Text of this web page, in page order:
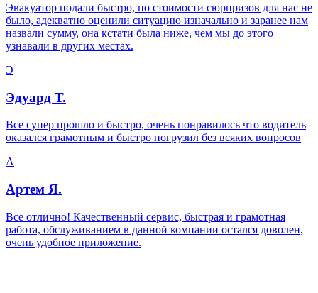
Эвакуатор подали быстро, по стоимости сюрпризов для нас не
было, адекватно оценили ситуацию изначально и заранее нам
назвали сумму, она кстати была ниже, чем мы до этого
узнавали в других местах.
Э
Эдуард Т.
Все супер прошло и быстро, очень понравилось что водитель
оказался грамотным и быстро погрузил без всяких вопросов
А
Артем Я.
Все отлично! Качественный сервис, быстрая и грамотная
работа, обслуживанием в данной компании остался доволен,
очень удобное приложение.